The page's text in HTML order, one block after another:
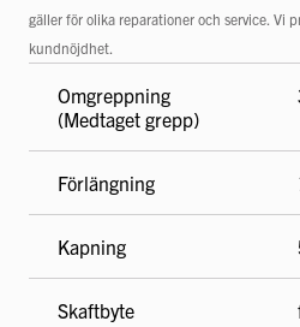
gäller för olika reparationer och service. Vi
kundnöjdhet.
Omgreppning
(Medtaget grepp)
Förlängning
Kapning
Skaftbyte